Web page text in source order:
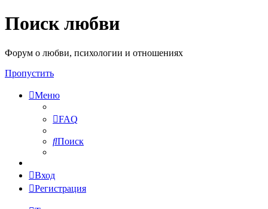
Поиск любви
Форум о любви, психологии и отношениях
Пропустить
Меню
FAQ
Поиск
Вход
Регистрация